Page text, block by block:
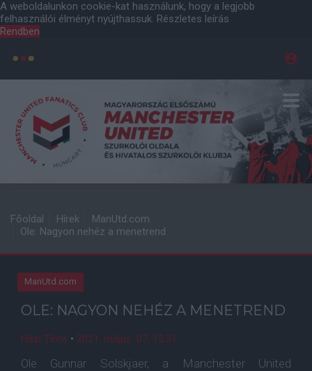
A weboldalunkon cookie-kat használunk, hogy a legjobb
felhasználói élményt nyújthassuk. Részletes leírás
Rendben
Főoldal Hírek
ManUtd.com
Ole: Nagyon nehéz a menetrend
ManUtd.com
OLE: NAGYON NEHÉZ A MENETREND
Házi Tibor • 2021. május. 07. 15:31
Ole Gunnar Solskjaer, a Manchester United